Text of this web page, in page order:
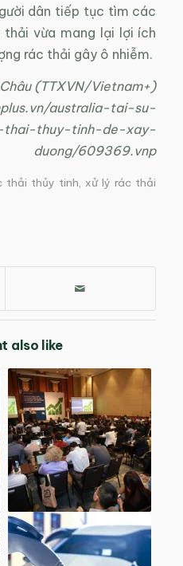
dân tiếp tục tìm các
vừa mang lại lợi ích
rác thải gây ô nhiễm.
(TTXVN/Vietnam+)
australia-tai-su-
thai-thuy-tinh-de-xay-
duong/609369.vnp
thải thủy tinh, xử lý rác thải
also like